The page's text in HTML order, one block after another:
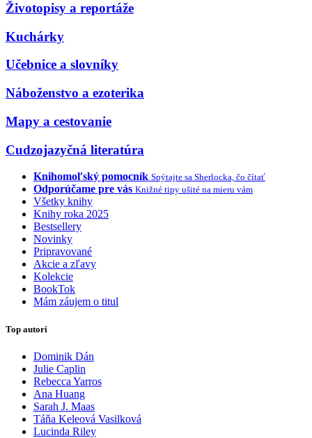
Životopisy a reportáže
Kuchárky
Učebnice a slovníky
Náboženstvo a ezoterika
Mapy a cestovanie
Cudzojazyčná literatúra
Knihomoľský pomocník Spýtajte sa Sherlocka, čo čítať
Odporúčame pre vás Knižné tipy ušité na mieru vám
Všetky knihy
Knihy roka 2025
Bestsellery
Novinky
Pripravované
Akcie a zľavy
Kolekcie
BookTok
Mám záujem o titul
Top autori
Dominik Dán
Julie Caplin
Rebecca Yarros
Ana Huang
Sarah J. Maas
Táňa Keleová Vasilková
Lucinda Riley